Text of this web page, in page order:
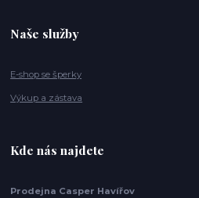
Naše služby
E-shop se šperky
Výkup a zástava
Kde nás najdete
Prodejna Casper Havířov